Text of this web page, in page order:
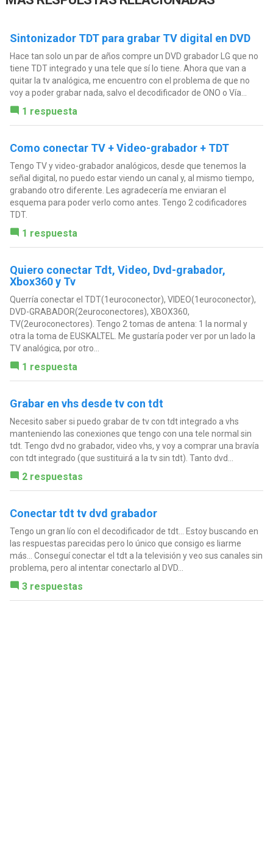
Sintonizador TDT para grabar TV digital en DVD
Hace tan solo un par de años compre un DVD grabador LG que no
tiene TDT integrado y una tele que sí lo tiene. Ahora que van a
quitar la tv analógica, me encuentro con el problema de que no
voy a poder grabar nada, salvo el decodificador de ONO o Vía...
1 respuesta
Como conectar TV + Video-grabador + TDT
Tengo TV y video-grabador analógicos, desde que tenemos la
señal digital, no puedo estar viendo un canal y, al mismo tiempo,
grabando otro diferente. Les agradecería me enviaran el
esquema para poder verlo como antes. Tengo 2 codificadores
TDT.
1 respuesta
Quiero conectar Tdt, Video, Dvd-grabador,
Xbox360 y Tv
Querría conectar el TDT(1euroconector), VIDEO(1euroconector),
DVD-GRABADOR(2euroconectores), XBOX360,
TV(2euroconectores). Tengo 2 tomas de antena: 1 la normal y
otra la toma de EUSKALTEL. Me gustaría poder ver por un lado la
TV analógica, por otro...
1 respuesta
Grabar en vhs desde tv con tdt
Necesito saber si puedo grabar de tv con tdt integrado a vhs
manteniendo las conexiones que tengo con una tele normal sin
tdt. Tengo dvd no grabador, video vhs, y voy a comprar una bravía
con tdt integrado (que sustituirá a la tv sin tdt). Tanto dvd...
2 respuestas
Conectar tdt tv dvd grabador
Tengo un gran lío con el decodificador de tdt... Estoy buscando en
las respuestas parecidas pero lo único que consigo es liarme
más... Conseguí conectar el tdt a la televisión y veo sus canales sin
problema, pero al intentar conectarlo al DVD...
3 respuestas